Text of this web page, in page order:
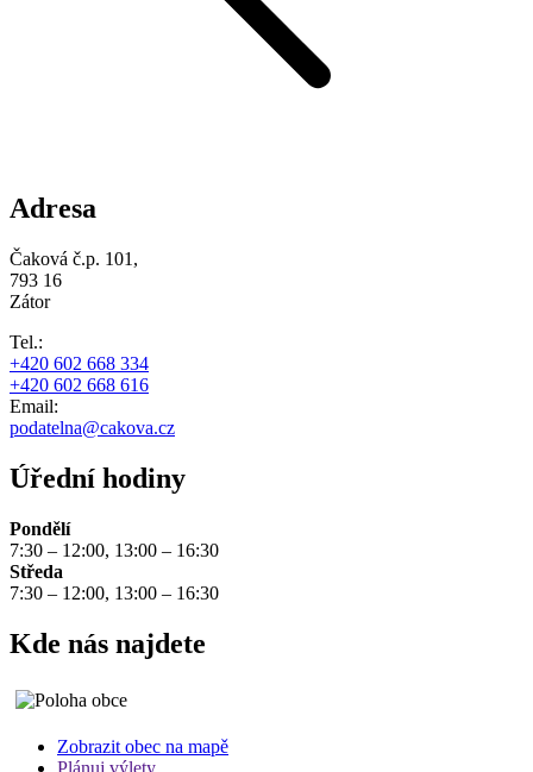
Adresa
Čaková č.p. 101,
793 16
Zátor
Tel.:
+420 602 668 334
+420 602 668 616
Email:
podatelna@cakova.cz
Úřední hodiny
Pondělí
7:30 – 12:00, 13:00 – 16:30
Středa
7:30 – 12:00, 13:00 – 16:30
Kde nás najdete
Zobrazit obec na mapě
Plánuj výlety